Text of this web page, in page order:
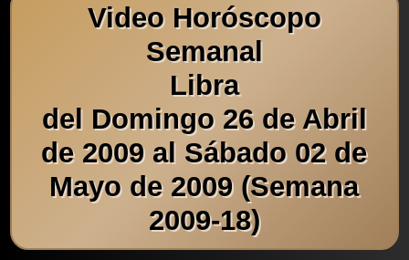
Video Horóscopo
Semanal
Libra
del Domingo 26 de Abril
de 2009 al Sábado 02 de
Mayo de 2009 (Semana
2009-18)